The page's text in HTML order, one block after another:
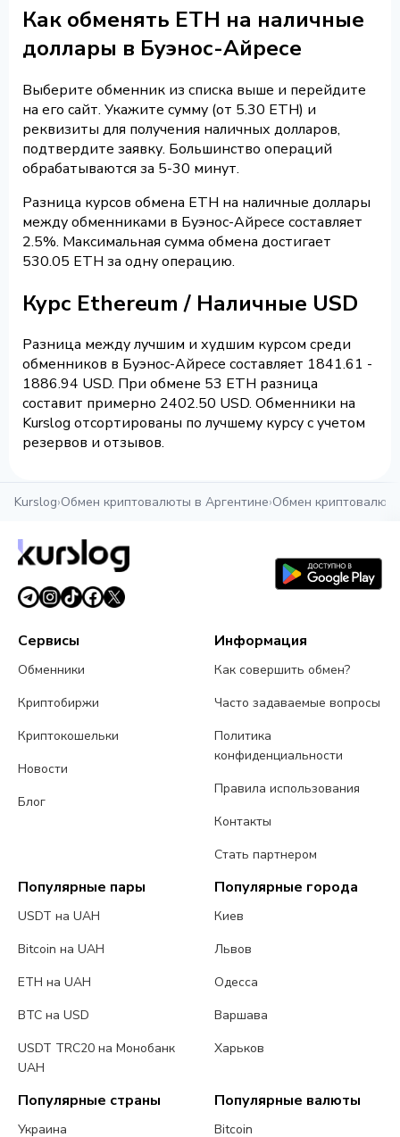
Как обменять ETH на наличные
доллары в Буэнос-Айресе
Выберите обменник из списка выше и перейдите
на его сайт. Укажите сумму (от 5.30 ETH) и
реквизиты для получения наличных долларов,
подтвердите заявку. Большинство операций
обрабатываются за 5-30 минут.
Разница курсов обмена ETH на наличные доллары
между обменниками в Буэнос-Айресе составляет
2.5%. Максимальная сумма обмена достигает
530.05 ETH за одну операцию.
Курс Ethereum / Наличные USD
Разница между лучшим и худшим курсом среди
обменников в Буэнос-Айресе составляет 1841.61 -
1886.94 USD. При обмене 53 ETH разница
составит примерно 2402.50 USD. Обменники на
Kurslog отсортированы по лучшему курсу с учетом
резервов и отзывов.
Kurslog›Обмен криптовалюты в Аргентине›Обмен
Сервисы
Обменники
Криптобиржи
Криптокошельки
Новости
Блог
Информация
Как совершить обмен?
Часто задаваемые вопросы
Политика
конфиденциальности
Правила использования
Контакты
Стать партнером
Популярные пары
USDT на UAH
Bitcoin на UAH
ETH на UAH
BTC на USD
USDT TRC20 на Монобанк
UAH
Популярные города
Киев
Львов
Одесса
Варшава
Харьков
Популярные страны
Украина
Популярные валюты
Bitcoin